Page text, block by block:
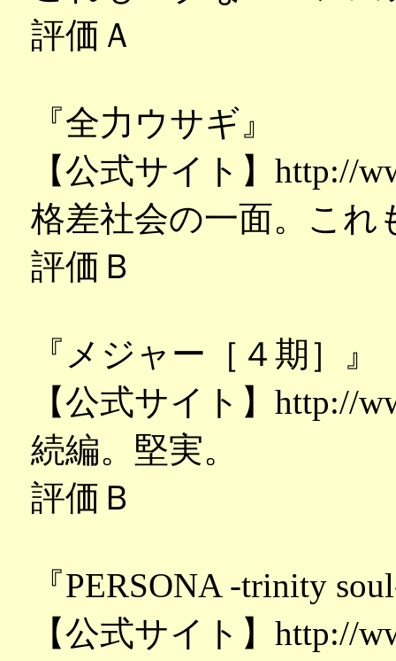
評価Ａ
『全力ウサギ』
【公式サイト】http://
格差社会の一面。これ
評価Ｂ
『メジャー［４期］』
【公式サイト】http://
続編。堅実。
評価Ｂ
『PERSONA -trinity
【公式サイト】http://